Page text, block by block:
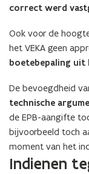
correct werd
Ook voor de
het VEKA geen
boetebepaling uit
De bevoegdheid
technische
de EPB-aangifte
bijvoorbeeld toch
moment van het
Indienen